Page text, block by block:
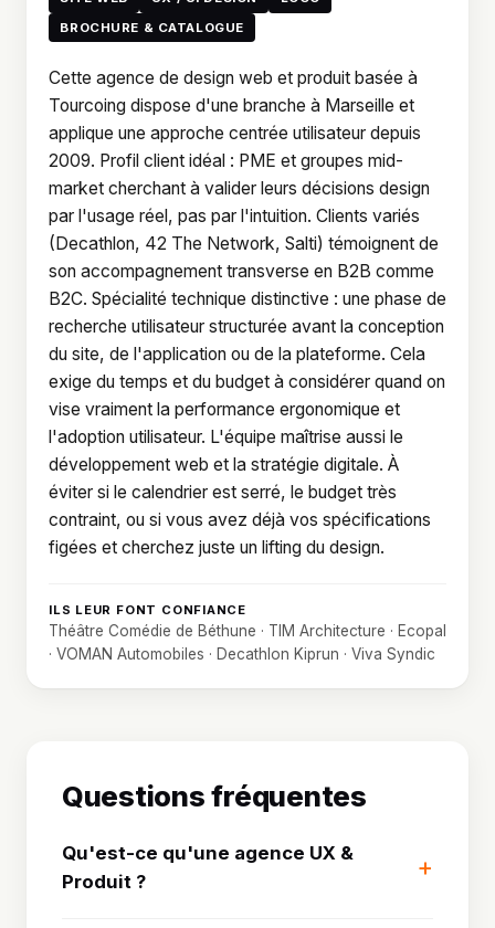
BROCHURE & CATALOGUE
Cette agence de design web et produit basée à
Tourcoing dispose d'une branche à Marseille et
applique une approche centrée utilisateur depuis
2009. Profil client idéal : PME et groupes mid-
market cherchant à valider leurs décisions design
par l'usage réel, pas par l'intuition. Clients variés
(Decathlon, 42 The Network, Salti) témoignent de
son accompagnement transverse en B2B comme
B2C. Spécialité technique distinctive : une phase de
recherche utilisateur structurée avant la conception
du site, de l'application ou de la plateforme. Cela
exige du temps et du budget à considérer quand on
vise vraiment la performance ergonomique et
l'adoption utilisateur. L'équipe maîtrise aussi le
développement web et la stratégie digitale. À
éviter si le calendrier est serré, le budget très
contraint, ou si vous avez déjà vos spécifications
figées et cherchez juste un lifting du design.
ILS LEUR FONT CONFIANCE
Théâtre Comédie de Béthune · TIM Architecture · Ecopal
· VOMAN Automobiles · Decathlon Kiprun · Viva Syndic
Questions fréquentes
Qu'est-ce qu'une agence UX &
Produit ?